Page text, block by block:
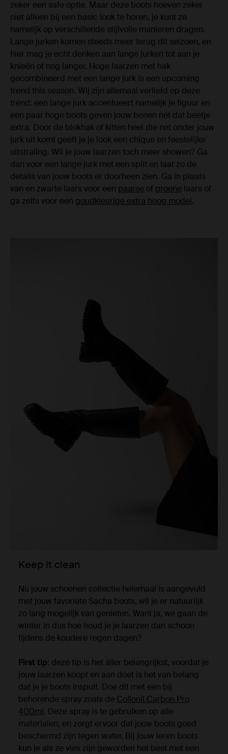
zeker een safe optie. Maar deze boots hoeven zeker
niet alleen bij een basic look te horen, je kunt ze
namelijk op verschillende stijlvolle manieren dragen.
Lange jurken komen steeds meer terug dit seizoen, en
hier mag je echt denken aan lange jurken tot aan je
knieën of nog langer. Hoge laarzen met hak
gecombineerd met een lange jurk is een upcoming
trend this season. Wij zijn allemaal verliefd op deze
trend: een lange jurk accentueert namelijk je figuur en
een paar hoge boots geven jouw benen nét dat beetje
extra. Door de blokhak of kitten heel die net onder jouw
jurk uit komt geeft je je look een chique en feestelijke
uitstraling. Wil je jouw laarzen toch meer showen? Ga
dan voor een lange jurk met een split en laat zo de
details van jouw boots er doorheen zien. Ga in plaats
van en zwarte laars voor een paarse of groene laars of
ga zelfs voor een goudkleurige extra hoog model.
Keep it clean
Nu jouw schoenen collectie helemaal is aangevuld
met jouw favoriete Sacha boots, wil je er natuurlijk
zo lang mogelijk van genieten. Want ja, we gaan de
winter in dus hoe houd je je laarzen dan schoon
tijdens de koudere regen dagen?
First tip: deze tip is het áller belangrijkst, voordat je
jouw laarzen koopt en aan doet is het van belang
dat je je boots inspuit. Doe dit met een bij
behorende spray zoals de Collonil Carbon Pro
400ml. Deze spray is te gebruiken op alle
materialen, en zorgt ervoor dat jouw boots goed
beschermd zijn tegen water. Bij jouw leren boots
kun je als ze vies zijn geworden het best met een